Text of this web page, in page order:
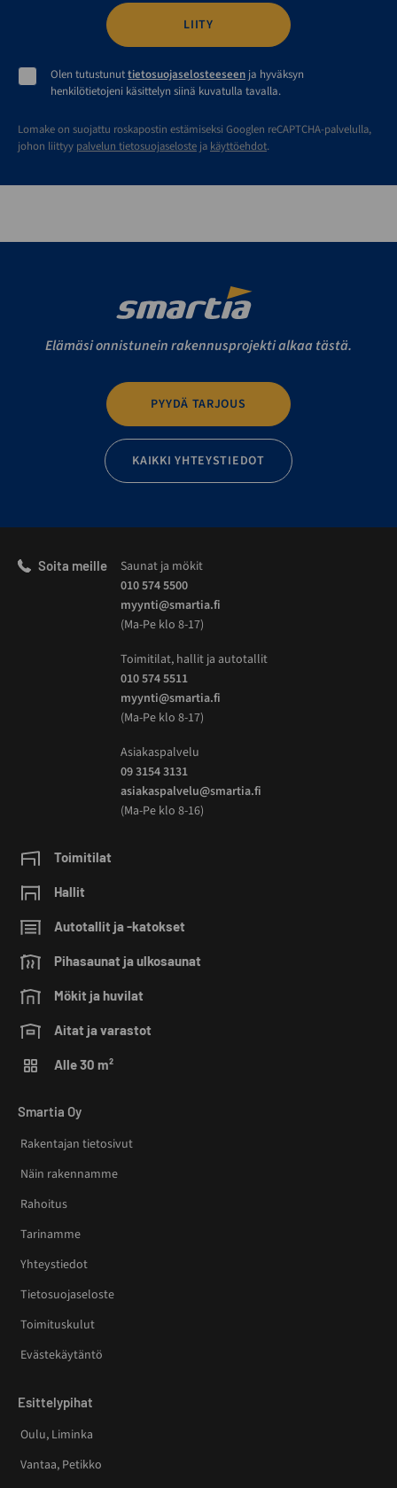
Olen tutustunuttietosuojaselosteeseen ja hyväksyn
henkilötietojeni käsittelyn siinä kuvatulla tavalla.
Lomake on suojattu roskapostin estämiseksi Googlen reCAPTCHA-palvelulla,
johon liittyy palvelun tietosuojaseloste ja käyttöehdot.
Elämäsi onnistunein rakennusprojekti alkaa tästä.
PYYDÄ TARJOUS
KAIKKI YHTEYSTIEDOT
Soita meille
Saunat ja mökit
010 574 5500
myynti@smartia.fi
(Ma-Pe klo 8-17)
Toimitilat, hallit ja autotallit
010 574 5511
myynti@smartia.fi
(Ma-Pe klo 8-17)
Asiakaspalvelu
09 3154 3131
asiakaspalvelu@smartia.fi
(Ma-Pe klo 8-16)
Toimitilat
Hallit
Autotallit ja -katokset
Pihasaunat ja ulkosaunat
Mökit ja huvilat
Aitat ja varastot
Alle 30 m²
Smartia Oy
Rakentajan tietosivut
Näin rakennamme
Rahoitus
Tarinamme
Yhteystiedot
Tietosuojaseloste
Toimituskulut
Evästekäytäntö
Esittelypihat
Oulu, Liminka
Vantaa, Petikko